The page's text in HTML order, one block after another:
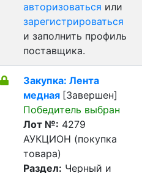
авторизоваться или
зарегистрироваться
и заполнить профиль
поставщика.
Закупка: Лента
медная [Завершен]
Победитель выбран
Лот №: 4279
АУКЦИОН (покупка
товара)
Раздел: Черный и